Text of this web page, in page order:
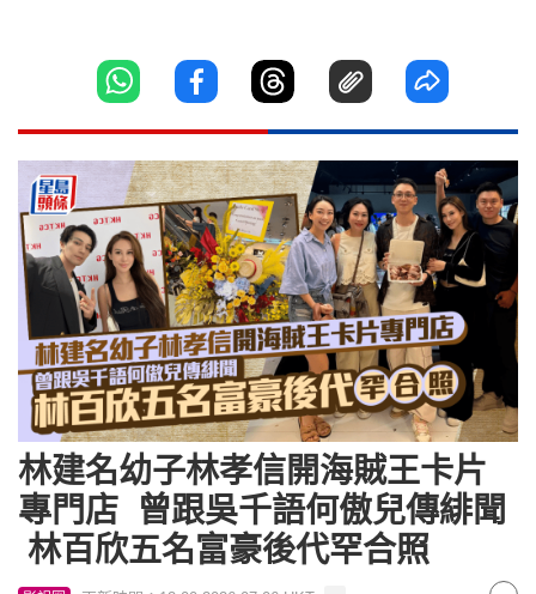
林建名幼子林孝信開海賊王卡片
專門店 曾跟吳千語何傲兒傳緋聞
林百欣五名富豪後代罕合照